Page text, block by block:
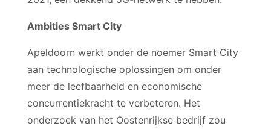
Ambities Smart City
Apeldoorn werkt onder de noemer Smart City
aan technologische oplossingen om onder
meer de leefbaarheid en economische
concurrentiekracht te verbeteren. Het
onderzoek van het Oostenrijkse bedrijf zou